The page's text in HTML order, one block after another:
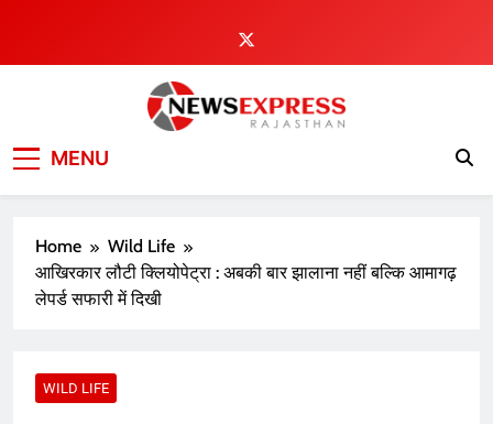
content
MENU
Home
Wild Life
आखिरकार लौटी क्लियोपेट्रा : अबकी बार झालाना नहीं बल्कि आमागढ़
लेपर्ड सफारी में दिखी
WILD LIFE